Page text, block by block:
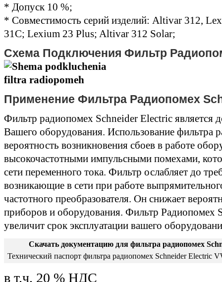
* Допуск 10 %;
* Совместимость серий изделий: Altivar 312,
31C; Lexium 23 Plus; Altivar 312 Solar;
Схема Подключения Фильтр
Применение Фильтра Радиопомех
Фильтр радиопомех Schneider Electric является
Вашего оборудования. Использование фильтра
вероятность возникновения сбоев в работе
высокочастотными импульсными помехами,
сети переменного тока. Фильтр ослабляет до
возникающие в сети при работе
частотного преобразователя. Он снижает
приборов и оборудования. Фильтр Радиопомех
увеличит срок эксплуатации вашего
Скачать документацию для фильтра радиопомех
Технический паспорт фильтра радиопомех Schneider Electric
в т.ч. 20 % НДС